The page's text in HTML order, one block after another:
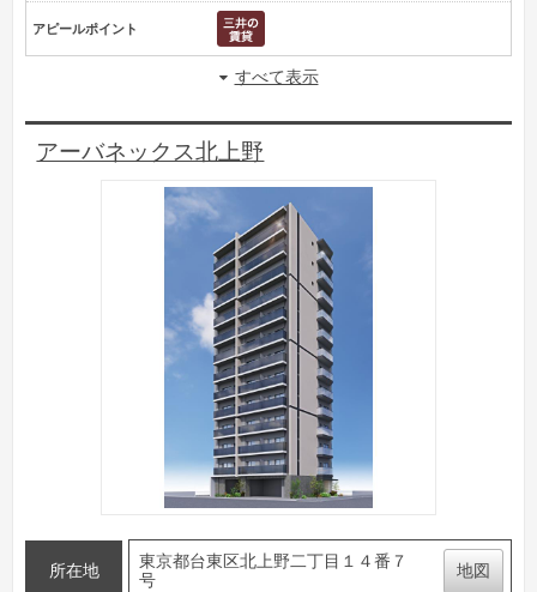
アピールポイント
すべて表示
アーバネックス北上野
所在地
東京都台東区北上野二丁目１４番７
号
地図